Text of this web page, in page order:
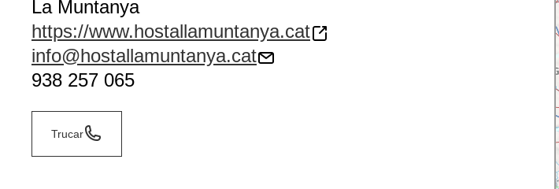
La Muntanya
https://www.hostallamuntanya.cat
info@hostallamuntanya.cat
938 257 065
Trucar